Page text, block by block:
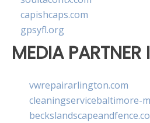
capishcaps.com
gpsyfl.org
MEDIA PARTNER
vwrepairarlington.com
cleaningservicebaltimore-